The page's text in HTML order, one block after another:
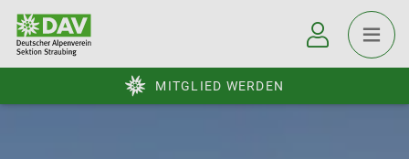
MITGLIED WERDEN